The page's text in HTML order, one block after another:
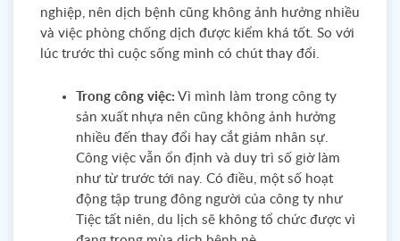
nghiệp, nên dịch bệnh cũng không ảnh hưởng nhiều
và việc phòng chống dịch được kiểm khá tốt. So với
lúc trước thì cuộc sống mình có chút thay đổi.
Trong công việc: Vì mình làm trong công ty
sản xuất nhựa nên cũng không ảnh hưởng
nhiều đến thay đổi hay cắt giảm nhân sự.
Công việc vẫn ổn định và duy trì số giờ làm
như từ trước tới nay. Có điều, một số hoạt
động tập trung đông người của công ty như
Tiệc tất niên, du lịch sẽ không tổ chức được vì